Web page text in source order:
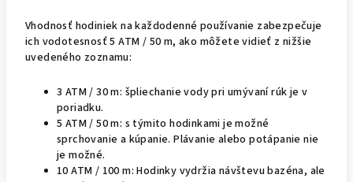
Vhodnosť hodiniek na každodenné používanie zabezpečuje
ich vodotesnosť 5 ATM / 50 m, ako môžete vidieť z nižšie
uvedeného zoznamu:
3 ATM / 30 m: špliechanie vody pri umývaní rúk je v
poriadku.
5 ATM / 50 m: s týmito hodinkami je možné
sprchovanie a kúpanie. Plávanie alebo potápanie nie
je možné.
10 ATM / 100 m: Hodinky vydržia návštevu bazéna, ale